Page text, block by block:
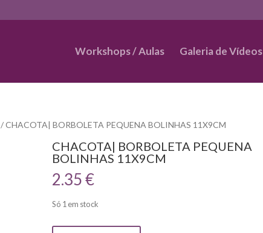
Workshops / Aulas Galeria de Vídeos
/ CHACOTA| BORBOLETA PEQUENA BOLINHAS 11X9CM
CHACOTA| BORBOLETA PEQUENA
BOLINHAS 11X9CM
2.35€
Só 1 em stock